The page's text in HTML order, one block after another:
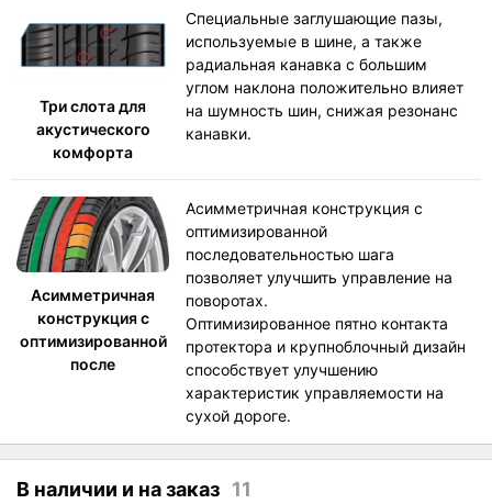
Три слота для
акустического
комфорта
Специальные заглушающие пазы,
используемые в шине, а также
радиальная канавка с большим
углом наклона положительно влияет
на шумность шин, снижая резонанс
канавки.
Асимметричная
конструкция с
оптимизированной
после
Асимметричная конструкция с
оптимизированной
последовательностью шага
позволяет улучшить управление на
поворотах.
Оптимизированное пятно контакта
протектора и крупноблочный дизайн
способствует улучшению
характеристик управляемости на
сухой дороге.
В наличии и на заказ 11